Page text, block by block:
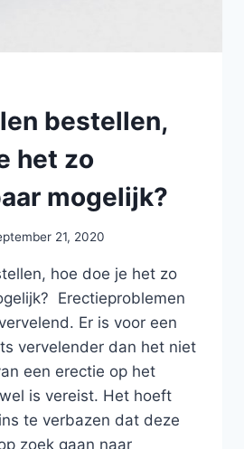
bestellen,
het zo
mogelijk?
21, 2020
hoe doe je het zo
Erectieproblemen
Er is voor een
vervelender dan het niet
een erectie op het
is vereist. Het hoeft
te verbazen dat deze
zoek gaan naar